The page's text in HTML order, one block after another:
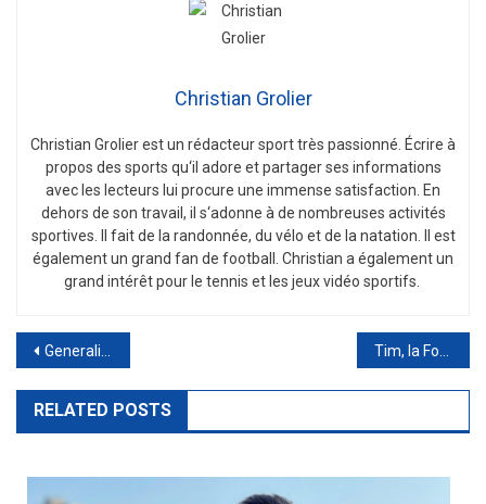
Christian Grolier
Christian Gro lierestun rédacteursporttrès passionné Écrire à
propos des sports qu‘il adore etpartagerses informations
avec les lecteurs ui procure une immense satisfaction En
dehors de son travail , il s‘adonne à de nombreuses activités
sportives faitde la randonnée, du vé lo etde la natation
est
égal ementun grand fan de football Christian a égal ementun
grand intérêtpourle tennis etles jeuxvidéo sportifs
Post
navigation
Generali, d’ici la fin de l’année, la réponse de Pékin sur les offres pour la part de la Cnpc dans la jv non-vie sera connue.
RELATED POSTS